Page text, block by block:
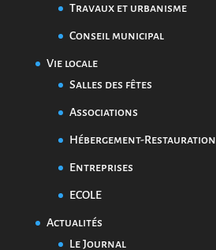
Travaux et urbanisme
Conseil municipal
Vie locale
Salles des fêtes
Associations
Hébergement-Restauration
Entreprises
ECOLE
Actualités
Le Journal